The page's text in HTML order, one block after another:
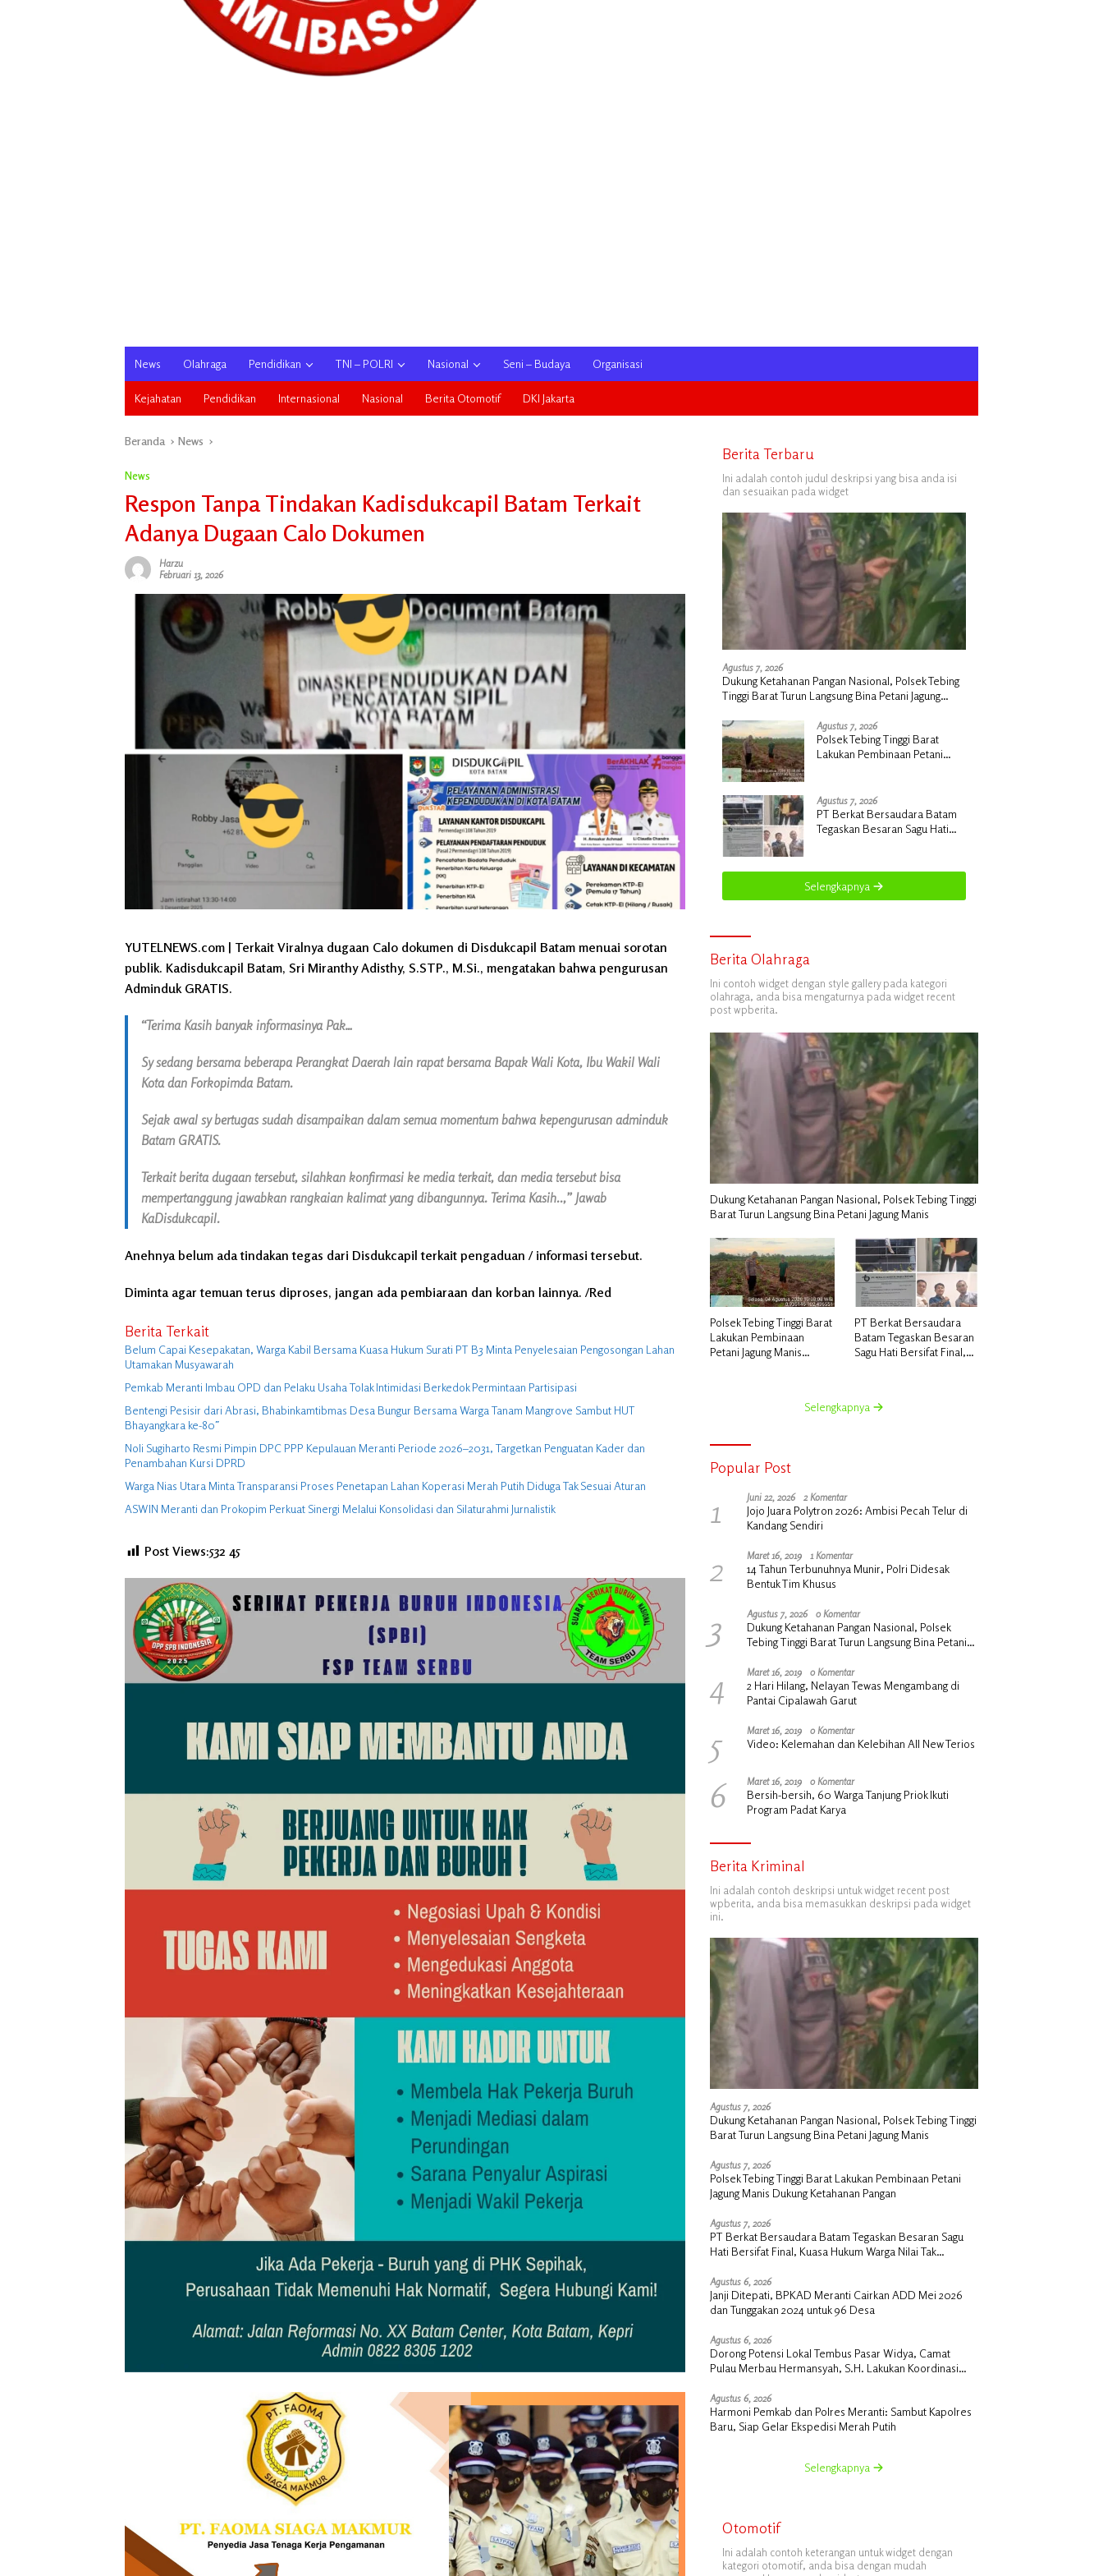
News Olahraga Pendidikan TNI – POLRI Nasional Seni – Budaya Organisasi
Kejahatan Pendidikan Internasional Nasional Berita Otomotif DKI Jakarta
Beranda News
News
Respon Tanpa Tindakan Kadisdukcapil Batam Terkait
Adanya Dugaan Calo Dokumen
Harzu
Februari 13, 2026
YUTELNEWS.com | Terkait Viralnya dugaan Calo dokumen di Disdukcapil Batam menuai sorotan
publik. Kadisdukcapil Batam, Sri Miranthy Adisthy, S.STP., M.Si., mengatakan bahwa pengurusan
Adminduk GRATIS.
“Terima Kasih banyak informasinya Pak…
Sy sedang bersama beberapa Perangkat Daerah lain rapat bersama Bapak Wali Kota, Ibu Wakil Wali
Kota dan Forkopimda Batam.
Sejak awal sy bertugas sudah disampaikan dalam semua momentum bahwa kepengurusan adminduk
Batam GRATIS.
Terkait berita dugaan tersebut, silahkan konfirmasi ke media terkait, dan media tersebut bisa
mempertanggung jawabkan rangkaian kalimat yang dibangunnya. Terima Kasih..,” Jawab
KaDisdukcapil.
Anehnya belum ada tindakan tegas dari Disdukcapil terkait pengaduan / informasi tersebut.
Diminta agar temuan terus diproses, jangan ada pembiaraan dan korban lainnya. /Red
Berita Terkait
Belum Capai Kesepakatan, Warga Kabil Bersama Kuasa Hukum Surati PT B3 Minta Penyelesaian Pengosongan Lahan
Utamakan Musyawarah
Pemkab Meranti Imbau OPD dan Pelaku Usaha Tolak Intimidasi Berkedok Permintaan Partisipasi
Bentengi Pesisir dari Abrasi, Bhabinkamtibmas Desa Bungur Bersama Warga Tanam Mangrove Sambut HUT
Bhayangkara ke-80″
Noli Sugiharto Resmi Pimpin DPC PPP Kepulauan Meranti Periode 2026–2031, Targetkan Penguatan Kader dan
Penambahan Kursi DPRD
Warga Nias Utara Minta Transparansi Proses Penetapan Lahan Koperasi Merah Putih Diduga Tak Sesuai Aturan
ASWIN Meranti dan Prokopim Perkuat Sinergi Melalui Konsolidasi dan Silaturahmi Jurnalistik
Post Views:532 45
Berita Terbaru
Ini adalah contoh judul deskripsi yang bisa anda isi
dan sesuaikan pada widget
Agustus 7, 2026
Dukung Ketahanan Pangan Nasional, Polsek Tebing
Tinggi Barat Turun Langsung Bina Petani Jagung
Agustus 7, 2026
Polsek Tebing Tinggi Barat
Lakukan Pembinaan Petani
Agustus 7, 2026
PT Berkat Bersaudara Batam
Tegaskan Besaran Sagu Hati
Siap Tempuh Jalur RDP
Selengkapnya
Berita Olahraga
Ini contoh widget dengan style gallery pada kategori
olahraga, anda bisa mengaturnya pada widget recent
post wpberita.
Dukung Ketahanan Pangan Nasional, Polsek Tebing Tinggi
Barat Turun Langsung Bina Petani Jagung Manis
Polsek Tebing Tinggi Barat
Lakukan Pembinaan
Petani Jagung Manis
PT Berkat Bersaudara
Batam Tegaskan Besaran
Sagu Hati Bersifat Final,
Selengkapnya
Popular Post
1 Juni 22, 2026 2 Komentar
Jojo Juara Polytron 2026: Ambisi Pecah Telur di
Kandang Sendiri
2 Maret 16, 2019 1 Komentar
14 Tahun Terbunuhnya Munir, Polri Didesak
Bentuk Tim Khusus
3 Agustus 7, 2026 0 Komentar
Dukung Ketahanan Pangan Nasional, Polsek
Tebing Tinggi Barat Turun Langsung Bina Petani
4 Maret 16, 2019 0 Komentar
2 Hari Hilang, Nelayan Tewas Mengambang di
Pantai Cipalawah Garut
5 Maret 16, 2019 0 Komentar
Video: Kelemahan dan Kelebihan All New Terios
6 Maret 16, 2019 0 Komentar
Bersih-bersih, 60 Warga Tanjung Priok Ikuti
Program Padat Karya
Berita Kriminal
Ini adalah contoh deskripsi untuk widget recent post
wpberita, anda bisa memasukkan deskripsi pada widget
ini.
Agustus 7, 2026
Dukung Ketahanan Pangan Nasional, Polsek Tebing Tinggi
Barat Turun Langsung Bina Petani Jagung Manis
Agustus 7, 2026
Polsek Tebing Tinggi Barat Lakukan Pembinaan Petani
Jagung Manis Dukung Ketahanan Pangan
Agustus 7, 2026
PT Berkat Bersaudara Batam Tegaskan Besaran Sagu
Hati Bersifat Final, Kuasa Hukum Warga Nilai Tak
Agustus 6, 2026
Janji Ditepati, BPKAD Meranti Cairkan ADD Mei 2026
dan Tunggakan 2024 untuk 96 Desa
Agustus 6, 2026
Dorong Potensi Lokal Tembus Pasar Widya, Camat
Pulau Merbau Hermansyah, S.H. Lakukan Koordinasi
Agustus 6, 2026
Harmoni Pemkab dan Polres Meranti: Sambut Kapolres
Baru, Siap Gelar Ekspedisi Merah Putih
Selengkapnya
Otomotif
Ini adalah contoh keterangan untuk widget dengan
kategori otomotif, anda bisa dengan mudah